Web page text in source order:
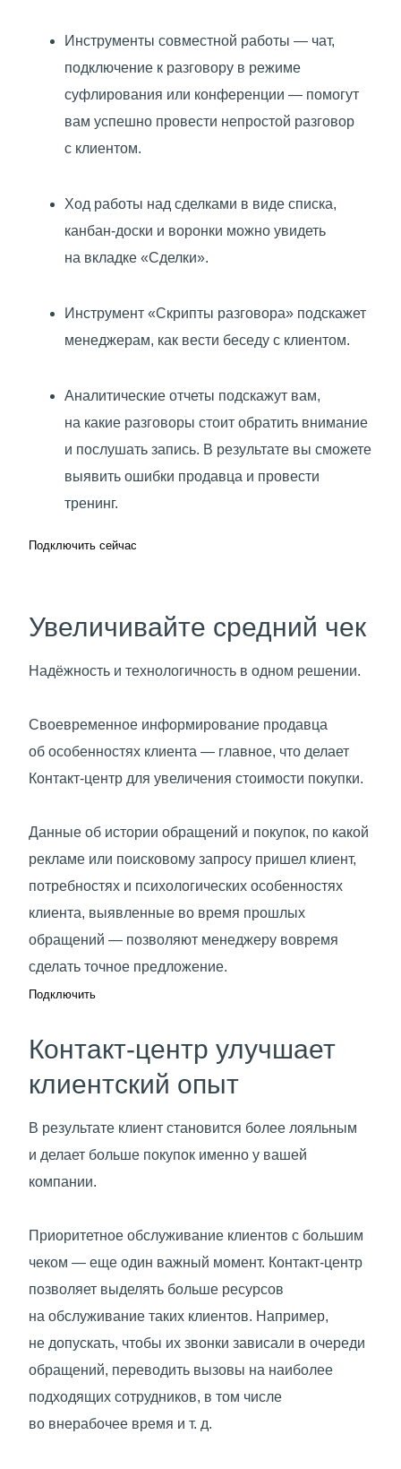
Инструменты совместной работы — чат,
подключение к разговору в режиме
суфлирования или конференции — помогут
вам успешно провести непростой разговор
с клиентом.
Ход работы над сделками в виде списка,
канбан-доски и воронки можно увидеть
на вкладке «Сделки».
Инструмент «Скрипты разговора» подскажет
менеджерам, как вести беседу с клиентом.
Аналитические отчеты подскажут вам,
на какие разговоры стоит обратить внимание
и послушать запись. В результате вы сможете
выявить ошибки продавца и провести
тренинг.
Подключить сейчас
Увеличивайте средний чек
Надёжность и технологичность в одном решении.
Своевременное информирование продавца
об особенностях клиента — главное, что делает
Контакт-центр для увеличения стоимости покупки.
Данные об истории обращений и покупок, по какой
рекламе или поисковому запросу пришел клиент,
потребностях и психологических особенностях
клиента, выявленные во время прошлых
обращений — позволяют менеджеру вовремя
сделать точное предложение.
Подключить
Контакт-центр улучшает
клиентский опыт
В результате клиент становится более лояльным
и делает больше покупок именно у вашей
компании.
Приоритетное обслуживание клиентов с большим
чеком — еще один важный момент. Контакт-центр
позволяет выделять больше ресурсов
на обслуживание таких клиентов. Например,
не допускать, чтобы их звонки зависали в очереди
обращений, переводить вызовы на наиболее
подходящих сотрудников, в том числе
во внерабочее время и т. д.